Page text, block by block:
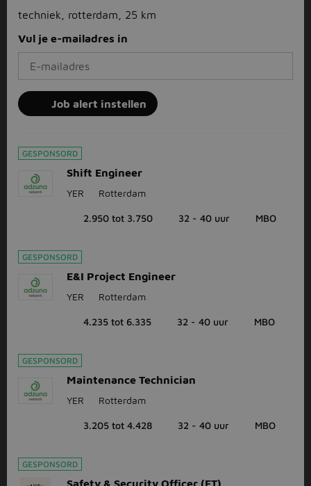
techniek, rotterdam, 25 km
Vul je e-mailadres in
Job alert instellen
GESPONSORD
Shift Engineer
YER Rotterdam
2.950 tot 3.750 32 - 40 uur MBO
GESPONSORD
E&I Project Engineer
YER Rotterdam
4.235 tot 6.335 32 - 40 uur MBO
GESPONSORD
Maintenance Technician
YER Rotterdam
3.205 tot 4.428 32 - 40 uur MBO
GESPONSORD
Safety & Security Officer (FT)